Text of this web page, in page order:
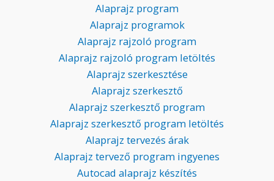
Alaprajz program
Alaprajz programok
Alaprajz rajzoló program
Alaprajz rajzoló program letöltés
Alaprajz szerkesztése
Alaprajz szerkesztő
Alaprajz szerkesztő program
Alaprajz szerkesztő program letöltés
Alaprajz tervezés árak
Alaprajz tervező program ingyenes
Autocad alaprajz készítés